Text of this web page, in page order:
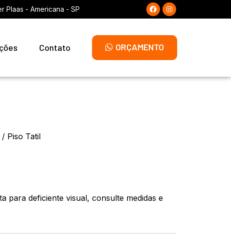
Plaas - Americana - SP
Contato ORÇAMENTO
/ Piso Tatil
para deficiente visual, consulte medidas e